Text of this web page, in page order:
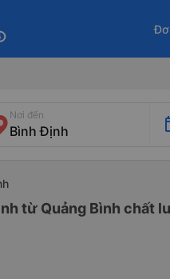
Nơi đến
từ Quảng Bình chất